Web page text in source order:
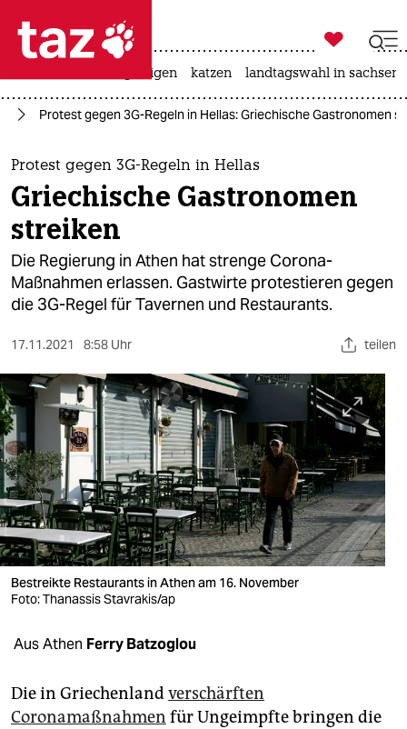
 taz zahl ich
taz zahl ich
themen
politik
öko
gesellschaft
sport
berlin
nord
wahrheit
verlag
verlag
veranstaltungen
shop
unterstützen

taz zahl ich
bergsteigen katzen landtagswahl in
Protest gegen 3G-Regeln in Hellas: Griechische Gastronomen
Protest gegen 3G-Regeln in Hellas
Griechische Gastronomen
streiken
Die Regierung in Athen hat strenge Corona-
Maßnahmen erlassen. Gastwirte protestieren gegen
die 3G-Regel für Tavernen und Restaurants.
17.11.2021 8:58 Uhr teilen
Bestreikte Restaurants in Athen am 16. November
Foto: Thanassis Stavrakis/ap
Aus Athen Ferry Batzoglou
Die in Griechenlandverschärften
Coronamaßnahmen für Ungeimpfte bringen die